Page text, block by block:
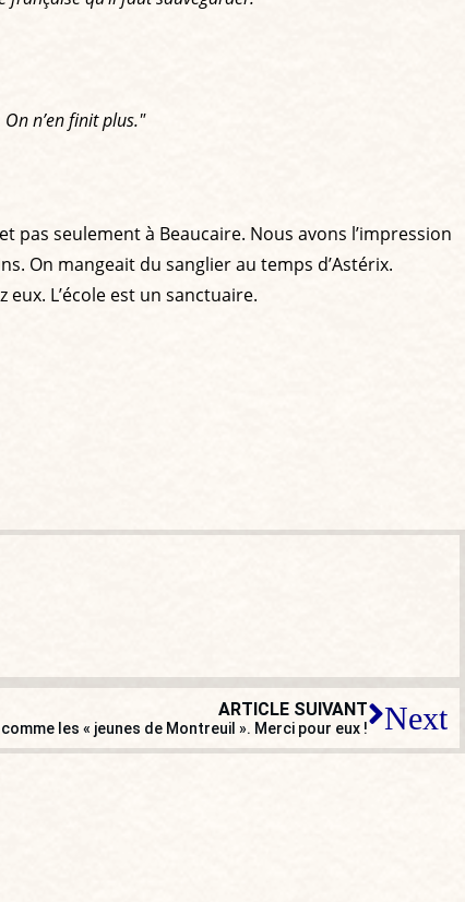
n’en finit plus."
pas seulement à Beaucaire. Nous avons l’impression
On mangeait du sanglier au temps d’Astérix.
L’école est un sanctuaire.
ARTICLE SUIVANT
les « jeunes de Montreuil ». Merci pour eux ! Next